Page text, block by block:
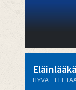
HYVÄ